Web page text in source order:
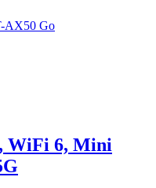
WiFi 6, Mini